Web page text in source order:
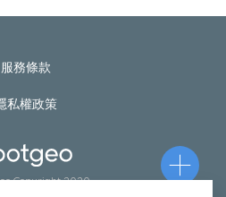
服務條款
私權政策
Copyright 2020